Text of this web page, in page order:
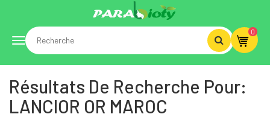
Toggle
navigation
0
Résultats De Recherche Pour:
LANCIOR OR MAROC